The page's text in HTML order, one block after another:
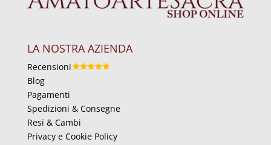
LA NOSTRA AZIENDA
Recensioni
Blog
Pagamenti
Spedizioni & Consegne
Resi & Cambi
Privacy e Cookie Policy